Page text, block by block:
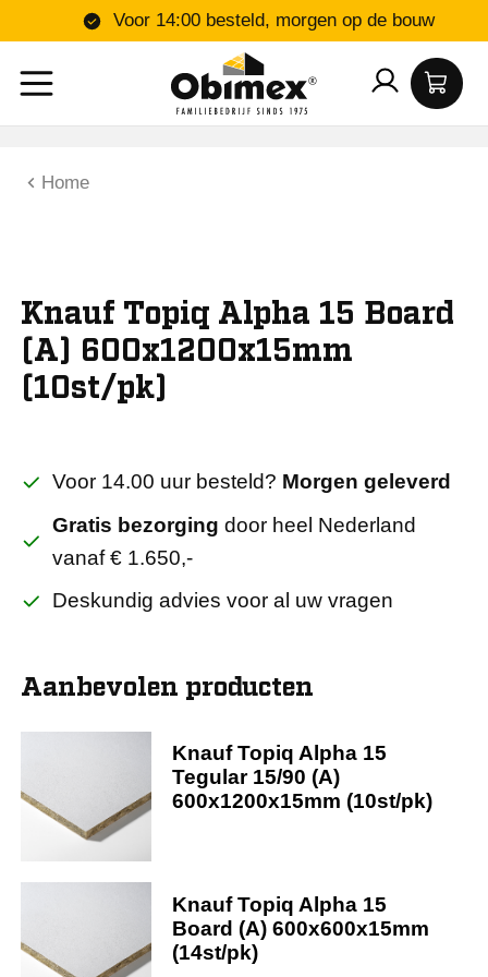
Voor 14:00 besteld, morgen op de
Home
Knauf Topiq Alpha 15 Board
(A) 600x1200x15mm
(10st/pk)
Voor 14.00 uur besteld? Morgen geleverd
Gratis bezorging door heel Nederland
vanaf € 1.650,-
Deskundig advies voor al uw vragen
Aanbevolen producten
Knauf Topiq Alpha 15
Tegular 15/90 (A)
600x1200x15mm (10st/pk)
Knauf Topiq Alpha 15
Board (A) 600x600x15mm
(14st/pk)